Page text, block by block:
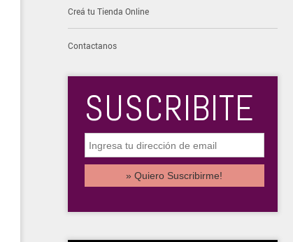
Creá tu Tienda Online
Contactanos
SUSCRIBITE